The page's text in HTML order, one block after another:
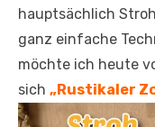
hauptsächlich
ganz einfache
möchte ich heute
sich „Rustikaler